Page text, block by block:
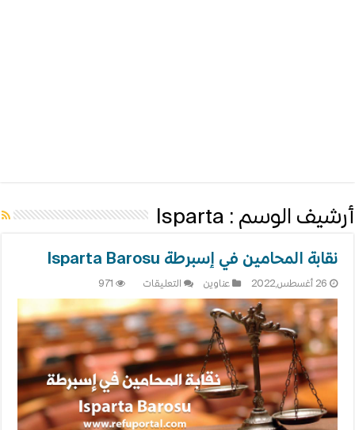
أرشيف الوسم : Isparta
نقابة المحامين في إسبرطة Isparta Barosu
26 أغسطس,2022 عناوين التعليقات
المحامين
في
إسبرطة
Isparta
Barosu
مغلقة
971